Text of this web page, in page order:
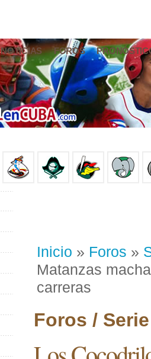
NOTICIAS FOROS
Inicio » Foros »
Matanzas
carreras
Foros /